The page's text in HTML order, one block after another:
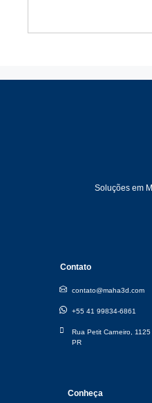
Soluções em
Contato
contato@maha3d.com
+55 41 99834-6861
Rua Petit Carneiro,
PR​
Conheça